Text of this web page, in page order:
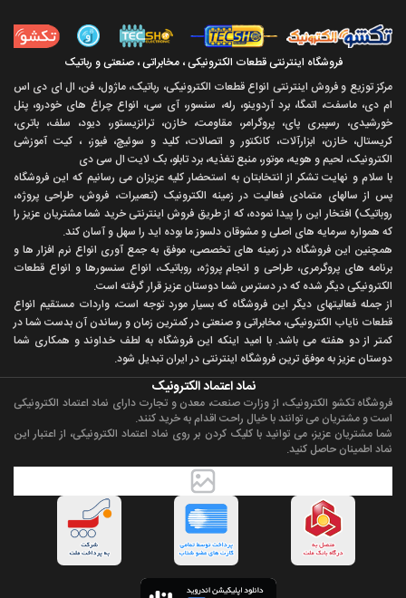
فروشگاه اینترنتی قطعات الکترونیکی ، مخابراتی ، صنعتی و رباتیک
مرکز توزیع و فروش اینترنتی انواع قطعات الکترونیکی، رباتیک، ماژول، فن، ال ای دی اس
ام دی، ماسفت، اتمگا، برد آردوینو، رله، سنسور، آی سی، انواع چراغ های خودرو، پنل
خورشیدی، رسپبری پای، پروگرامر، مقاومت، خازن، ترانزیستور، دیود، سلف، باتری،
کریستال، خازن، ابزارآلات، کانکتور و اتصالات، کلید و سوئیچ، فیوز، ، کیت آموزشی
الکترونیک، لحیم و هویه، موتور، منبع تغذیه، برد تابلو، بک لایت ال سی دی
با سلام و نهايت تشکر از انتخابتان به استحضار کليه عزيزان می رسانيم که اين فروشگاه
پس از سالهای متمادی فعاليت در زمينه الکترونيک (تعميرات، فروش، طراحی پروژه،
روباتيک) افتخار اين را پيدا نموده، که از طريق فروش اينترنتی خريد شما مشتريان عزيز را
که همواره سرمايه های اصلی و مشوقان دلسوز ما بوده ايد را سهل و آسان کند.
همچنين اين فروشگاه در زمينه های تخصصی، موفق به جمع آوری انواع نرم افزار ها و
برنامه های پروگرمری، طراحی و انجام پروژه، روباتيک، انواع سنسورها و انواع قطعات
الکترونيکی ديگر شده که در دسترس شما دوستان عزيز قرار گرفته است.
از جمله فعاليتهای ديگر اين فروشگاه که بسيار مورد توجه است، واردات مستقیم انواع
قطعات ناياب الکترونيکی، مخابراتی و صنعتی در کمترين زمان و رساندن آن بدست شما در
کمتر از دو هفته می باشد. با اميد اينکه اين فروشگاه به لطف خداوند و همکاری شما
دوستان عزيز به موفق ترين فروشگاه اینترنتی در ایران تبديل شود.
نماد اعتماد الکترونیک
فروشگاه تکشو الکترونیک، از وزارت صنعت، معدن و تجارت دارای نماد اعتماد الکترونیکی
است و مشتریان می توانند با خیال راحت اقدام به خرید کنند.
شما مشتریان عزیز، می توانید با کلیک کردن بر روی نماد اعتماد الکترونیکی، از اعتبار این
نماد اطمینان حاصل کنید.